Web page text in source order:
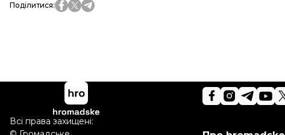
Поділитися:
Всі права захищені: